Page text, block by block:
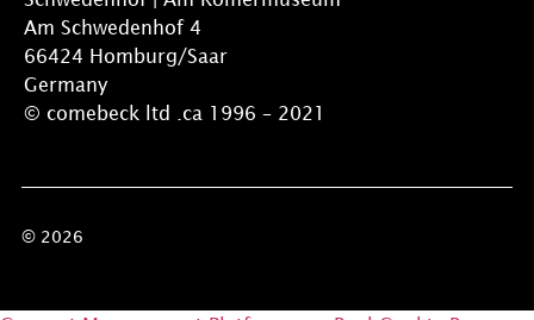
Am Schwedenhof 4
66424 Homburg/Saar
Germany
© comebeck ltd .ca 1996 – 2021
© 2026